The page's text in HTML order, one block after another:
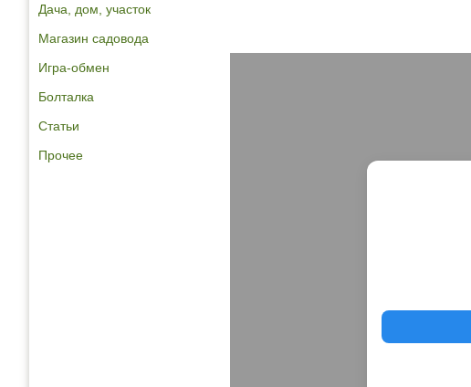
Дача, дом, участок
Магазин садовода
Игра-обмен
Болталка
Статьи
Прочее